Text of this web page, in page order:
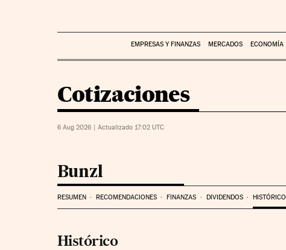
EMPRESAS Y FINANZAS MERCADOS ECONOMÍA
Cotizaciones
6 Aug 2026 | Actualizado 17:02 UTC
Bunzl
RESUMEN RECOMENDACIONES FINANZAS DIVIDENDOS HISTÓRICO
Histórico